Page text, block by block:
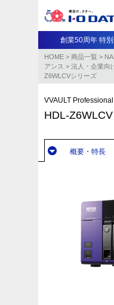
創業50周年 特
HOME > 商品一覧 >
アンス​ > 法人・企業向
Z6WLCVシリーズ
VVAULT
HDL-
概要・特長